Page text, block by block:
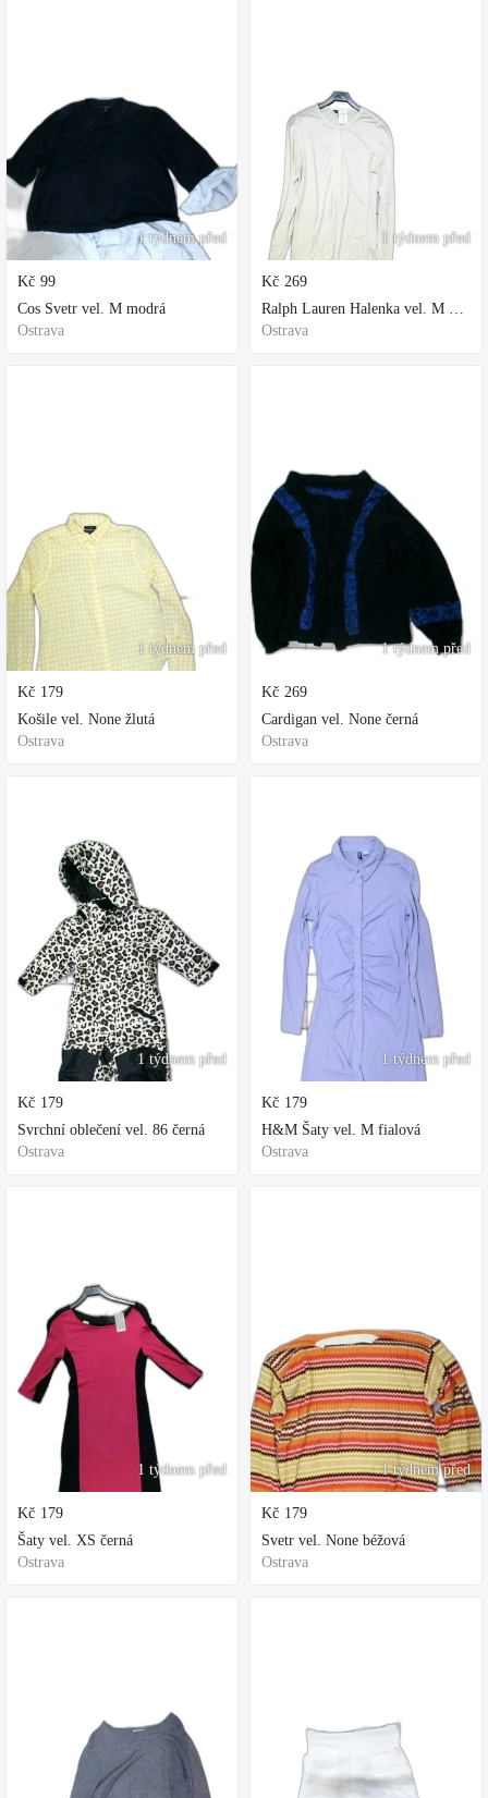
1 týdnem před
Kč 99
Cos Svetr vel. M modrá
Ostrava
1 týdnem před
Kč 179
Košile vel. None žlutá
Ostrava
1 týdnem před
Kč 179
Svrchní oblečení vel. 86 černá
Ostrava
1 týdnem před
Kč 179
Šaty vel. XS černá
Ostrava
1 týdnem před
Kč 269
Ralph Lauren Halenka vel. M bílá
Ostrava
1 týdnem před
Kč 269
Cardigan vel. None černá
Ostrava
1 týdnem před
Kč 179
H&M Šaty vel. M fialová
Ostrava
1 týdnem před
Kč 179
Svetr vel. None béžová
Ostrava